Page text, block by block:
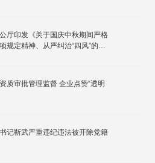
厅印发《关于国庆中秋期间严格
规定精神、从严纠治“四风”的通
质审批管理监督 企业点赞“透明
记靳武严重违纪违法被开除党籍